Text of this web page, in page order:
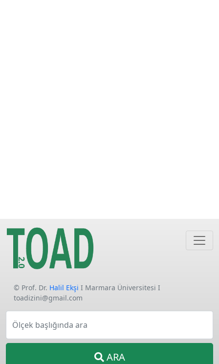
© Prof. Dr. Halil Ekşi I Marmara Üniversitesi I
toadizini@gmail.com
Ölçek başlığında ara
ARA